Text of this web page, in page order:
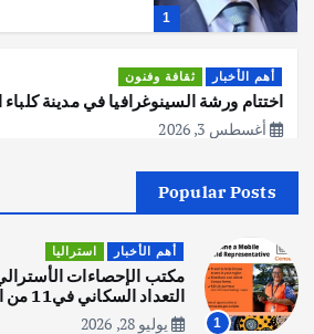
1
أهم الأخبار ثقافة وفنون
اختتام ورشة السينوغرافيا في مدينة كلباء
أغسطس 3, 2026
2
اصبح بطلاً لأستراليا
يوليو 30, 2026
Popular Posts
1
أهم الأخبار استراليا
التعداد السكاني في11 من الشهر المقبل
يوليو 28, 2026